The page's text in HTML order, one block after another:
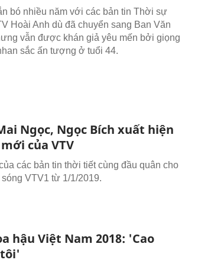
bó nhiều năm với các bản tin Thời sự
Hoài Anh dù đã chuyển sang Ban Văn
vẫn được khán giả yêu mến bởi giọng
sắc ấn tượng ở tuổi 44.
Ngọc, Ngọc Bích xuất hiện
của VTV
các bản tin thời tiết cùng đầu quân cho
VTV1 từ 1/1/2019.
hậu Việt Nam 2018: 'Cao